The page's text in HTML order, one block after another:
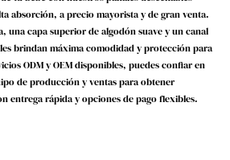
absorción, a precio mayorista y de gran venta.
una capa superior de algodón suave y un canal
brindan máxima comodidad y protección para
ODM y OEM disponibles, puedes confiar en
de producción y ventas para obtener
entrega rápida y opciones de pago flexibles.